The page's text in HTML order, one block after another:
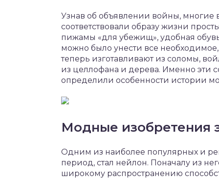
Узнав об объявлении войны,
соответствовали образу жизни
пижамы «для убежищ», удобная
можно было унести все
теперь изготавливают из соломы,
из целлофана и дерева. Именно эти
определили особенности истории
Модные изобретения
Одним из наиболее популярных и
период, стал нейлон. Поначалу из
широкому распространению